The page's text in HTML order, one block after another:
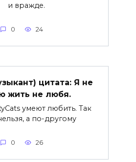
и вражде.
0 24
цитата: Я не
жить не любя.
умеют любить. Так
а по-другому
0 26